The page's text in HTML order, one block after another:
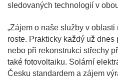
sledovaných technologií v
„Zájem o naše služby v
roste. Prakticky každý už dnes
nebo při rekonstrukci střechy
také fotovoltaiku. Solární
Česku standardem a zájem